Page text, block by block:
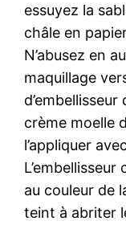
essuyez la
châle en
N’abusez en
maquillage
crème moelle
l’appliquer
au couleur de
teint à abriter